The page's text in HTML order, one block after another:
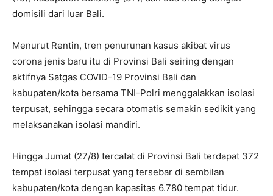
domisili dari luar Bali.
Menurut Rentin, tren penurunan kasus akibat virus
corona jenis baru itu di Provinsi Bali seiring dengan
aktifnya Satgas COVID-19 Provinsi Bali dan
kabupaten/kota bersama TNI-Polri menggalakkan isolasi
terpusat, sehingga secara otomatis semakin sedikit yang
melaksanakan isolasi mandiri.
Hingga Jumat (27/8) tercatat di Provinsi Bali terdapat 372
tempat isolasi terpusat yang tersebar di sembilan
kabupaten/kota dengan kapasitas 6.780 tempat tidur.